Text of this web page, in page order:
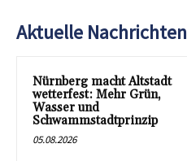
Aktuelle Nachrichten
Nürnberg macht Altstadt
wetterfest: Mehr Grün,
Wasser und
Schwammstadtprinzip
05.08.2026